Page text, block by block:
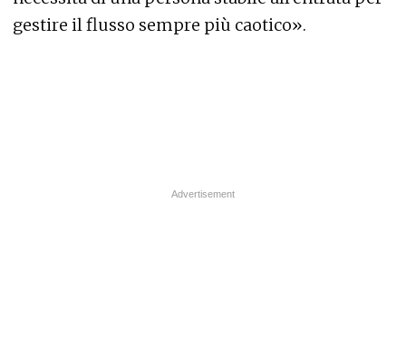
gestire il flusso sempre più caotico».